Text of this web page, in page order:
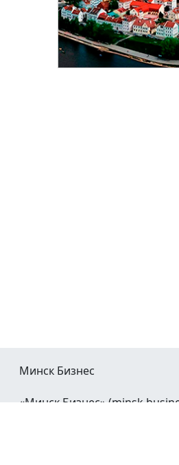
Минск Бизнес
«Минск Бизнес»